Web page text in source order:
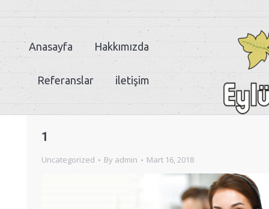
Anasayfa Hakkımızda
Referanslar iletişim
1
Uncategorized By admin Mart 16, 2018